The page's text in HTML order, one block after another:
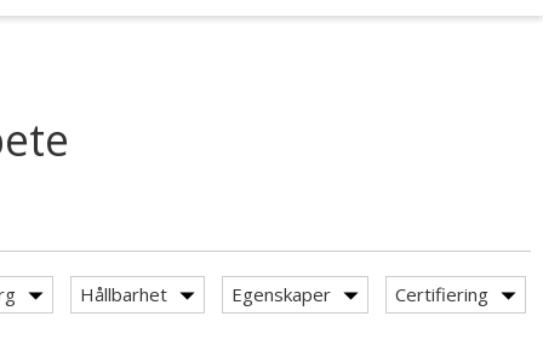
Hållbarhet Egenskaper Certifiering